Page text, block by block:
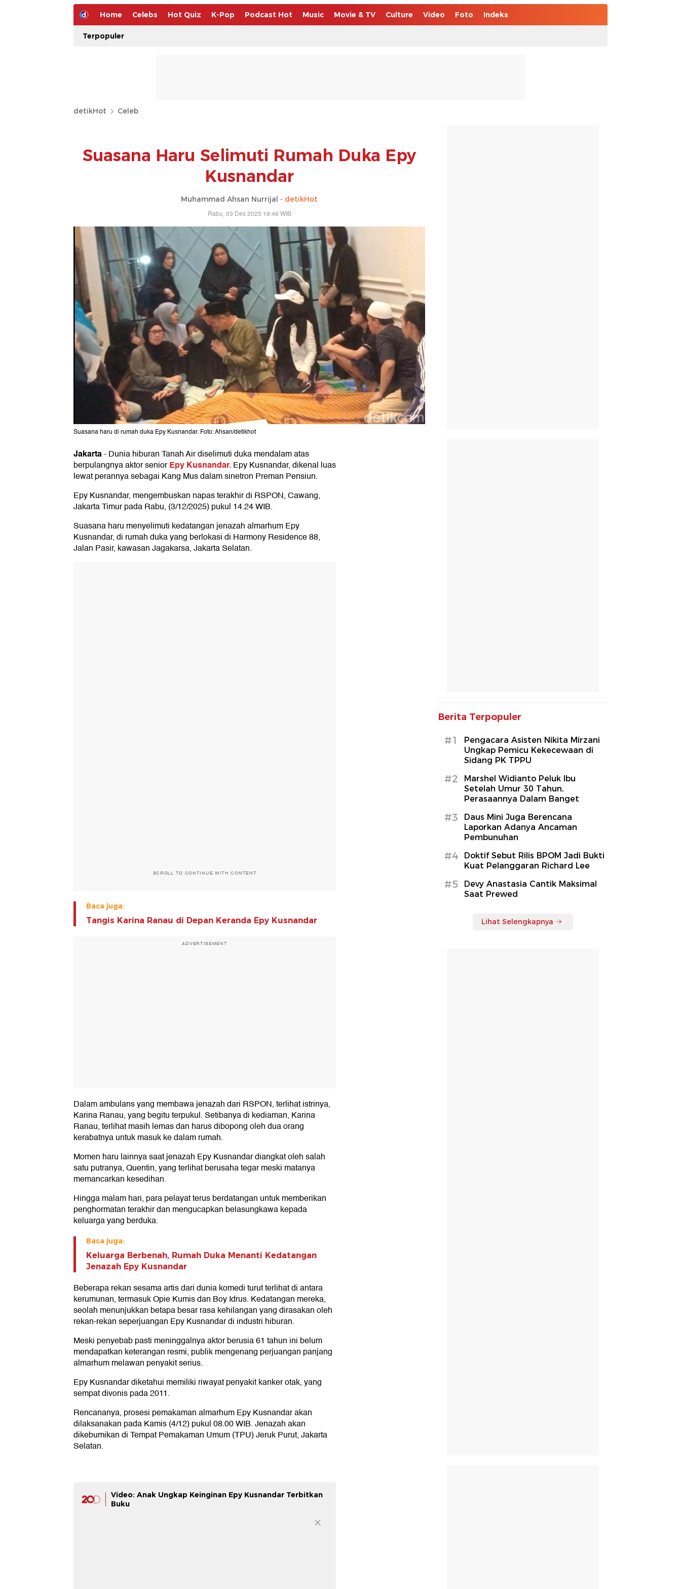
Home Celebs Hot Quiz K-Pop Podcast Hot Music Movie & TV Culture Video Foto Indeks
Terpopuler
detikHot Celeb
Suasana Haru Selimuti Rumah Duka Epy
Kusnandar
Muhammad Ahsan Nurrijal - detikHot
Rabu, 03 Des 2025 18:46 WIB
Suasana haru di rumah duka Epy Kusnandar. Foto: Ahsan/detikhot
Jakarta-Dunia hiburan Tanah Air diselimuti duka mendalam atas
berpulangnya aktor seniorEpy Kusnandar.Epy Kusnandar, dikenal luas
lewat perannya sebagai Kang Mus dalam sinetron Preman Pensiun.
Epy Kusnandar, mengembuskan napas terakhir di RSPON, Cawang,
Jakarta Timur pada Rabu, (3/12/2025) pukul 14.24 WIB.
Suasana haru menyelimuti kedatangan jenazah almarhum Epy
Kusnandar, di rumah duka yang berlokasi di Harmony Residence 88,
Jalan Pasir, kawasan Jagakarsa, Jakarta Selatan.
SCROLL TO CONTINUE WITH CONTENT
Baca juga:
Tangis Karina Ranau di Depan Keranda Epy Kusnandar
ADVERTISEMENT
Dalam ambulans yang membawa jenazah dari RSPON, terlihat istrinya,
Karina Ranau, yang begitu terpukul. Setibanya di kediaman, Karina
Ranau, terlihat masih lemas dan harus dibopong oleh dua orang
kerabatnya untuk masuk ke dalam rumah.
Momen haru lainnya saat jenazah Epy Kusnandar diangkat oleh salah
satu putranya, Quentin, yang terlihat berusaha tegar meski matanya
memancarkan kesedihan.
Hingga malam hari, para pelayat terus berdatangan untuk memberikan
penghormatan terakhir dan mengucapkan belasungkawa kepada
keluarga yang berduka.
Baca juga:
Keluarga Berbenah, Rumah Duka Menanti Kedatangan
Jenazah Epy Kusnandar
Beberapa rekan sesama artis dari dunia komedi turut terlihat di antara
kerumunan, termasuk Opie Kumis dan Boy Idrus. Kedatangan mereka,
seolah menunjukkan betapa besar rasa kehilangan yang dirasakan oleh
rekan-rekan seperjuangan Epy Kusnandar di industri hiburan.
Meski penyebab pasti meninggalnya aktor berusia 61 tahun ini belum
mendapatkan keterangan resmi, publik mengenang perjuangan panjang
almarhum melawan penyakit serius.
Epy Kusnandar diketahui memiliki riwayat penyakit kanker otak, yang
sempat divonis pada 2011.
Rencananya, prosesi pemakaman almarhum Epy Kusnandar akan
dilaksanakan pada Kamis (4/12) pukul 08.00 WIB. Jenazah akan
dikebumikan di Tempat Pemakaman Umum (TPU) Jeruk Purut, Jakarta
Selatan.
Video: Anak Ungkap Keinginan Epy Kusnandar Terbitkan
Buku
Berita Terpopuler
#1
Pengacara Asisten Nikita Mirzani
Ungkap Pemicu Kekecewaan di
Sidang PK TPPU
#2
Marshel Widianto Peluk Ibu
Setelah Umur 30 Tahun,
Perasaannya Dalam Banget
#3
Daus Mini Juga Berencana
Laporkan Adanya Ancaman
Pembunuhan
#4
Doktif Sebut Rilis BPOM Jadi Bukti
Kuat Pelanggaran Richard Lee
#5
Devy Anastasia Cantik Maksimal
Saat Prewed
Lihat Selengkapnya